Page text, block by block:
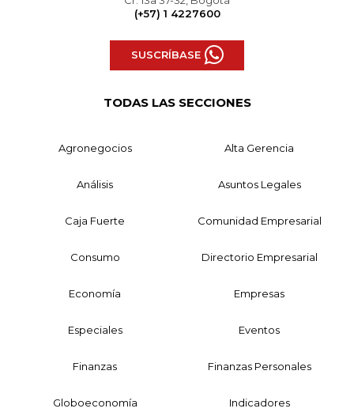
(+57) 1 4227600
SUSCRÍBASE
TODAS LAS SECCIONES
Agronegocios Alta Gerencia
Análisis Asuntos Legales
Caja Fuerte Comunidad Empresarial
Consumo Directorio Empresarial
Economía Empresas
Especiales Eventos
Finanzas Finanzas Personales
Globoeconomía Indicadores